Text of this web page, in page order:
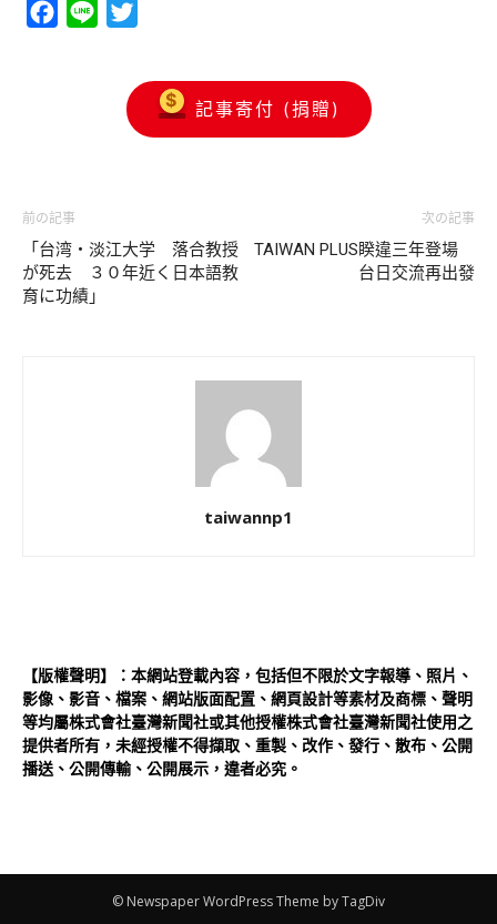
Facebook
Line
記事寄付 (捐贈)
前の記事
「台湾・淡江大学 落合教授
が死去 ３０年近く日本語教
育に功績」
次の記事
TAIWAN PLUS睽違三年登場
台日交流再出發
taiwannp1
【版權聲明】：本網站登載內容，包括但不限於文字報導、照片、
影像、影音、檔案、網站版面配置、網頁設計等素材及商標、聲明
等均屬株式會社臺灣新聞社或其他授權株式會社臺灣新聞社使用之
提供者所有，未經授權不得擷取、重製、改作、發行、散布、公開
播送、公開傳輸、公開展示，違者必究。
© Newspaper WordPress Theme by TagDiv